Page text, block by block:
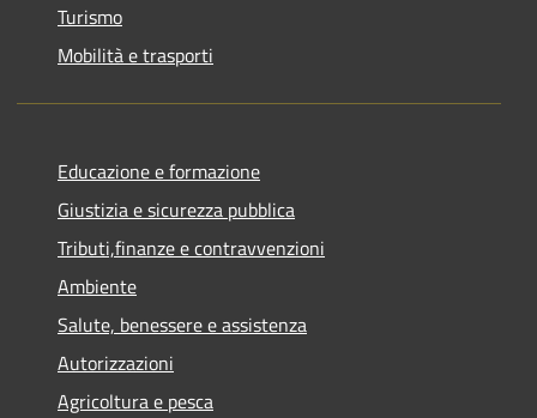
Turismo
Mobilità e trasporti
Educazione e formazione
Giustizia e sicurezza pubblica
Tributi,finanze e contravvenzioni
Ambiente
Salute, benessere e assistenza
Autorizzazioni
Agricoltura e pesca